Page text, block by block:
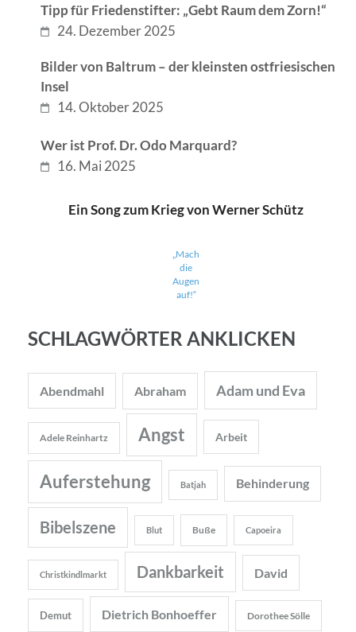
Tipp für Friedenstifter: „Gebt Raum dem Zorn!“
24. Dezember 2025
Bilder von Baltrum – der kleinsten ostfriesischen
Insel
14. Oktober 2025
Wer ist Prof. Dr. Odo Marquard?
16. Mai 2025
Ein Song zum Krieg von Werner Schütz
„Mach
die
Augen
auf!“
SCHLAGWÖRTER ANKLICKEN
Abendmahl Abraham Adam und Eva
Adele Reinhartz Angst Arbeit
Auferstehung Batjah Behinderung
Bibelszene Blut Buße Capoeira
Christkindlmarkt Dankbarkeit David
Demut Dietrich Bonhoeffer Dorothee Sölle